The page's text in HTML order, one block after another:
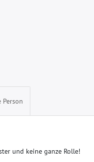
Person
ter und keine ganze Rolle!